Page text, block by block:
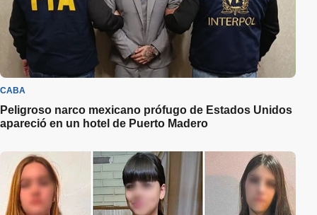
CABA
Peligroso narco mexicano prófugo de Estados Unidos
apareció en un hotel de Puerto Madero